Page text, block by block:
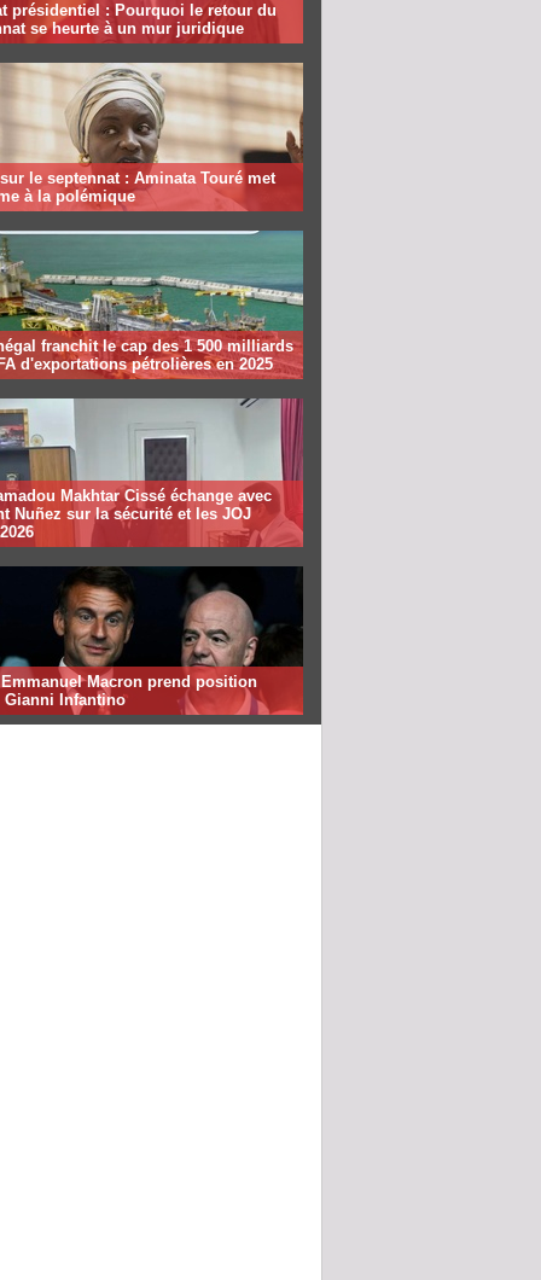
présidentiel : Pourquoi le retour du
se heurte à un mur juridique
le septennat : Aminata Touré met
à la polémique
franchit le cap des 1 500 milliards
d'exportations pétrolières en 2025
Makhtar Cissé échange avec
Nuñez sur la sécurité et les JOJ
Emmanuel Macron prend position
Gianni Infantino